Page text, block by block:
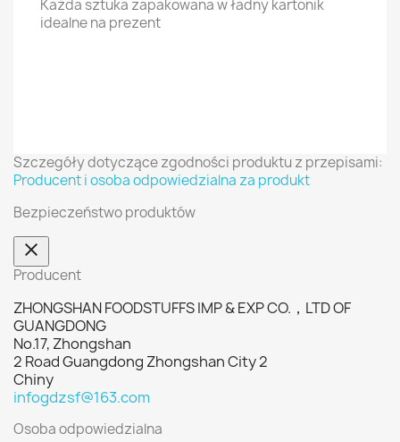
Każda sztuka zapakowana w ładny kartonik
idealne na prezent
Szczegóły dotyczące zgodności produktu z przepisami:
Producent i osoba odpowiedzialna za produkt
Bezpieczeństwo produktów
Producent
ZHONGSHAN FOODSTUFFS IMP & EXP CO.，LTD OF
GUANGDONG
No.17, Zhongshan
2 Road Guangdong Zhongshan City 2
Chiny
infogdzsf@163.com
Osoba odpowiedzialna